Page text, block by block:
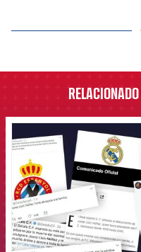
RELACIONADO